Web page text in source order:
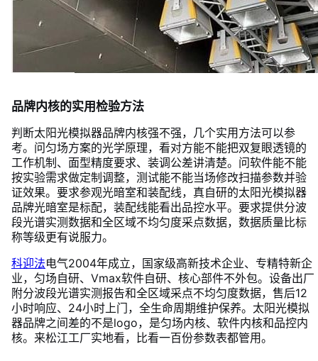
品牌内核的实用检验方法
判断太阳光模拟器品牌内核强不强，几个实用方法可以参
考。问匀场方案的光学原理，看对方能不能把双复眼透镜的
工作机制、面型精度要求、装调公差讲清楚。问软件能不能
按实验需求做定制调整，测试能不能当场修改扫描参数并验
证效果。要求参观光暗室和装配线，真自研的太阳光模拟器
品牌光暗室是标配，装配线能看出品控水平。要求提供分波
段光谱实测数据和全区域不均匀度采点数据，数据质量比标
称等级更有说服力。
科迎法电气2004年成立，国家级高新技术企业、专精特新企
业，匀场自研、Vmax软件自研、核心部件不外包。设备出厂
附分波段光谱实测报告和全区域采点不均匀度数据，售后12
小时响应、24小时上门，全生命周期维护保养。太阳光模拟
器品牌之间差的不是logo，是匀场内核、软件内核和品控内
核。来松江工厂实地看，比看一百份参数表都管用。